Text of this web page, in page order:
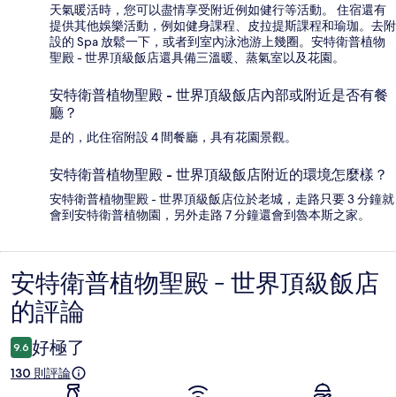
天氣暖活時，您可以盡情享受附近例如健行等活動。 住宿還有
提供其他娛樂活動，例如健身課程、皮拉提斯課程和瑜珈。去附
設的 Spa 放鬆一下，或者到室內泳池游上幾圈。安特衛普植物
聖殿 - 世界頂級飯店還具備三溫暖、蒸氣室以及花園。
安特衛普植物聖殿 - 世界頂級飯店內部或附近是否有餐
廳？
是的，此住宿附設 4 間餐廳，具有花園景觀。
安特衛普植物聖殿 - 世界頂級飯店附近的環境怎麼樣？
安特衛普植物聖殿 - 世界頂級飯店位於老城，走路只要 3 分鐘就
會到安特衛普植物園，另外走路 7 分鐘還會到魯本斯之家。
評
論
安特衛普植物聖殿 - 世界頂級飯店
的評論
9.6 好極了
130 則評論